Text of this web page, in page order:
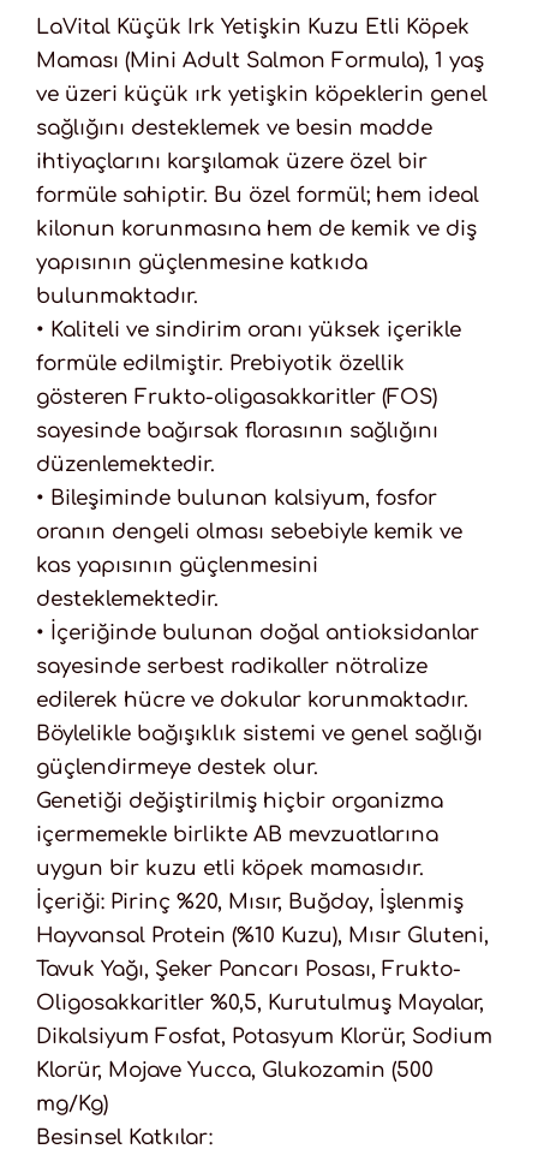
LaVital Küçük Irk Yetişkin Kuzu Etli Köpek
Maması (Mini Adult Salmon Formula), 1 yaş
ve üzeri küçük ırk yetişkin köpeklerin genel
sağlığını desteklemek ve besin madde
ihtiyaçlarını karşılamak üzere özel bir
formüle sahiptir. Bu özel formül; hem ideal
kilonun korunmasına hem de kemik ve diş
yapısının güçlenmesine katkıda
bulunmaktadır.
• Kaliteli ve sindirim oranı yüksek içerikle
formüle edilmiştir. Prebiyotik özellik
gösteren Frukto-oligasakkaritler (FOS)
sayesinde bağırsak florasının sağlığını
düzenlemektedir.
• Bileşiminde bulunan kalsiyum, fosfor
oranın dengeli olması sebebiyle kemik ve
kas yapısının güçlenmesini
desteklemektedir.
• İçeriğinde bulunan doğal antioksidanlar
sayesinde serbest radikaller nötralize
edilerek hücre ve dokular korunmaktadır.
Böylelikle bağışıklık sistemi ve genel sağlığı
güçlendirmeye destek olur.
Genetiği değiştirilmiş hiçbir organizma
içermemekle birlikte AB mevzuatlarına
uygun bir kuzu etli köpek mamasıdır.
İçeriği: Pirinç %20, Mısır, Buğday, İşlenmiş
Hayvansal Protein (%10 Kuzu), Mısır Gluteni,
Tavuk Yağı, Şeker Pancarı Posası, Frukto-
Oligosakkaritler %0,5, Kurutulmuş Mayalar,
Dikalsiyum Fosfat, Potasyum Klorür, Sodium
Klorür, Mojave Yucca, Glukozamin (500
mg/Kg)
Besinsel Katkılar: